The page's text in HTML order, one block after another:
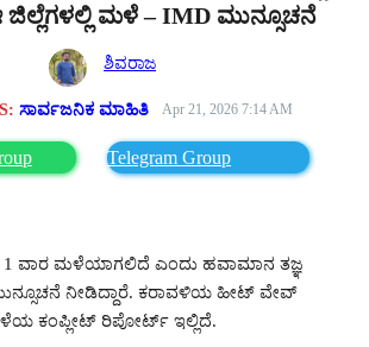
ಮಳೆ – IMD ಮುನ್ಸೂಚನೆ
ಶಿವರಾಜ
ಸಾರ್ವಜನಿಕ ಮಾಹಿತಿ Apr 21, 2026 7:14 AM
Telegram Group
1 ವಾರ ಮಳೆಯಾಗಲಿದೆ ಎಂದು ಹವಾಮಾನ ತಜ್ಞ
ನೀಡಿದ್ದಾರೆ. ಕರಾವಳಿಯ ಹೀಟ್ ವೇವ್
ಕಂಪ್ಲೀಟ್ ರಿಪೋರ್ಟ್ ಇಲ್ಲಿದೆ.